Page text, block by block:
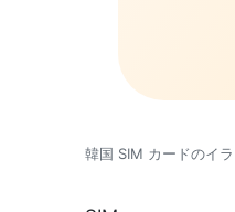
韓国 SIM カードのイ